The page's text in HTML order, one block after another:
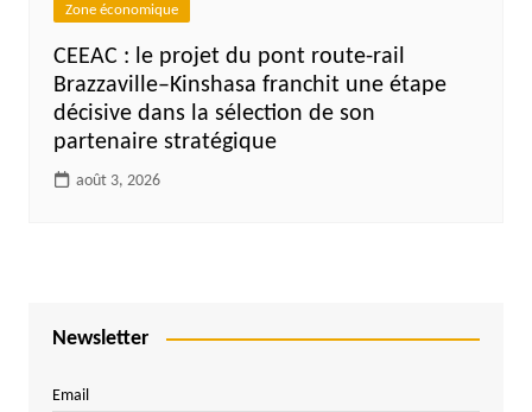
Zone économique
CEEAC : le projet du pont route-rail
Brazzaville–Kinshasa franchit une étape
décisive dans la sélection de son
partenaire stratégique
août 3, 2026
Newsletter
Email